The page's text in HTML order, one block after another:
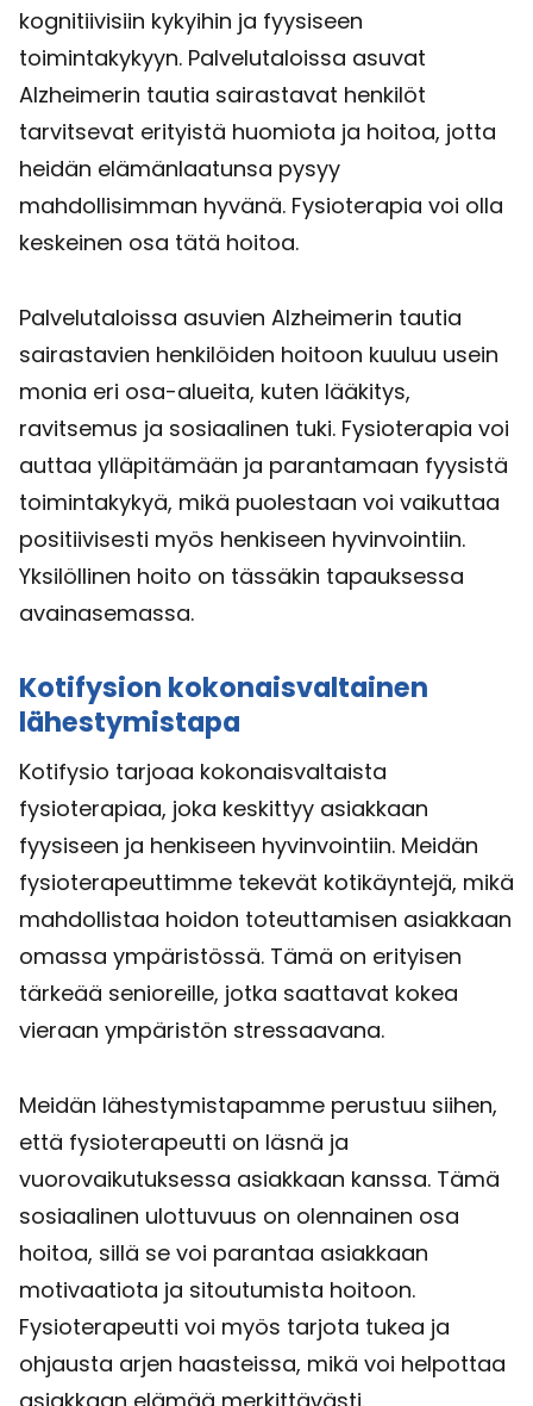
kognitiivisiin kykyihin ja fyysiseen
toimintakykyyn. Palvelutaloissa asuvat
Alzheimerin tautia sairastavat henkilöt
tarvitsevat erityistä huomiota ja hoitoa, jotta
heidän elämänlaatunsa pysyy
mahdollisimman hyvänä. Fysioterapia voi olla
keskeinen osa tätä hoitoa.
Palvelutaloissa asuvien Alzheimerin tautia
sairastavien henkilöiden hoitoon kuuluu usein
monia eri osa-alueita, kuten lääkitys,
ravitsemus ja sosiaalinen tuki. Fysioterapia voi
auttaa ylläpitämään ja parantamaan fyysistä
toimintakykyä, mikä puolestaan voi vaikuttaa
positiivisesti myös henkiseen hyvinvointiin.
Yksilöllinen hoito on tässäkin tapauksessa
avainasemassa.
Kotifysion kokonaisvaltainen
lähestymistapa
Kotifysio tarjoaa kokonaisvaltaista
fysioterapiaa, joka keskittyy asiakkaan
fyysiseen ja henkiseen hyvinvointiin. Meidän
fysioterapeuttimme tekevät kotikäyntejä, mikä
mahdollistaa hoidon toteuttamisen asiakkaan
omassa ympäristössä. Tämä on erityisen
tärkeää senioreille, jotka saattavat kokea
vieraan ympäristön stressaavana.
Meidän lähestymistapamme perustuu siihen,
että fysioterapeutti on läsnä ja
vuorovaikutuksessa asiakkaan kanssa. Tämä
sosiaalinen ulottuvuus on olennainen osa
hoitoa, sillä se voi parantaa asiakkaan
motivaatiota ja sitoutumista hoitoon.
Fysioterapeutti voi myös tarjota tukea ja
ohjausta arjen haasteissa, mikä voi helpottaa